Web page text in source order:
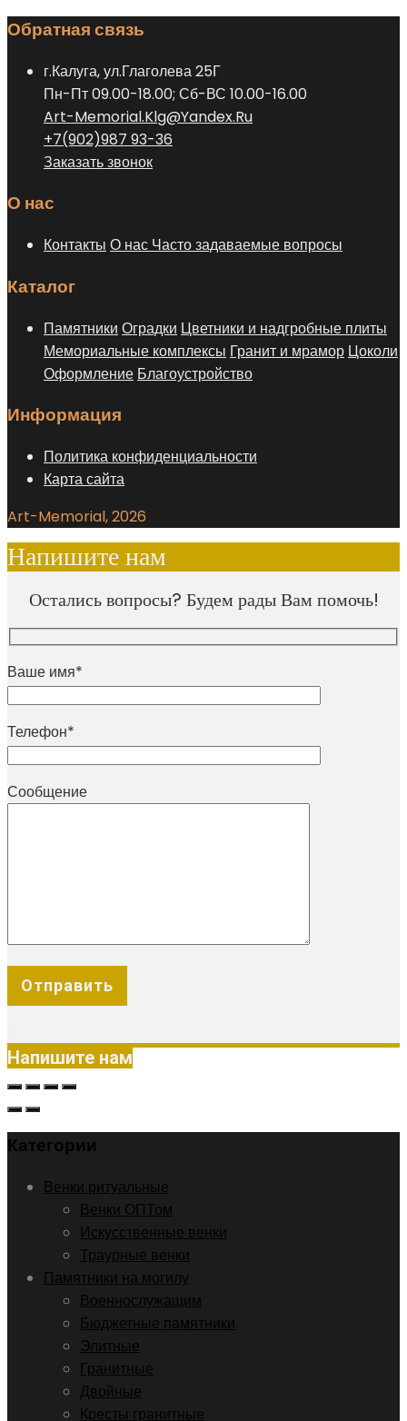
товара.
странице
товара.
Обратная связь
г.Калуга, ул.Глаголева 25Г
Пн-Пт 09.00-18.00; Сб-ВС 10.00-16.00
Art-Memorial.Klg@Yandex.Ru
+7(902)987 93-36
Заказать звонок
О нас
Контакты О нас Часто задаваемые вопросы
Каталог
Памятники Оградки Цветники и надгробные плиты
Мемориальные комплексы Гранит и мрамор Цоколи
Оформление Благоустройство
Информация
Политика конфиденциальности
Карта сайта
Art-Memorial, 2026
Напишите нам
Остались вопросы? Будем рады Вам помочь!
Ваше имя*
Телефон*
Сообщение
Напишите нам
Категории
Венки ритуальные
Венки ОПТом
Искусственные венки
Траурные венки
Памятники на могилу
Военнослужащим
Бюджетные памятники
Элитные
Гранитные
Двойные
Кресты гранитные